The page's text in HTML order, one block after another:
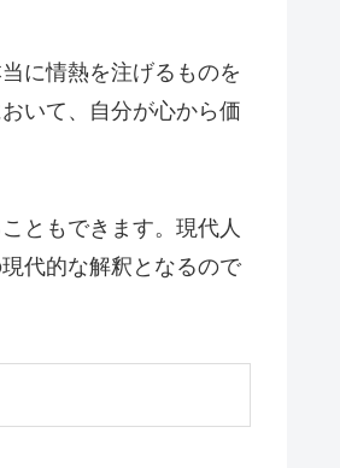
に情熱を注げるものを
いて、自分が心から価
ともできます。現代人
代的な解釈となるので